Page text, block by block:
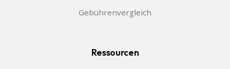
Gebührenvergleich
Ressourcen